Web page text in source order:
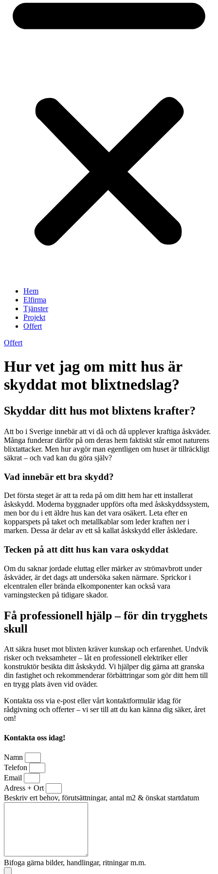
Hem
Elfirma
Tjänster
Projekt
Offert
Offert
Hur vet jag om mitt hus är
skyddat mot blixtnedslag?
Skyddar ditt hus mot blixtens krafter?
Att bo i Sverige innebär att vi då och då upplever kraftiga åskväder.
Många funderar därför på om deras hem faktiskt står emot naturens
blixtattacker. Men hur avgör man egentligen om huset är tillräckligt
säkrat – och vad kan du göra själv?
Vad innebär ett bra skydd?
Det första steget är att ta reda på om ditt hem har ett installerat
åskskydd. Moderna byggnader uppförs ofta med åskskyddssystem,
men bor du i ett äldre hus kan det vara osäkert. Leta efter en
kopparspets på taket och metallkablar som leder kraften ner i
marken. Dessa är delar av ett så kallat åskskydd eller åskledare.
Tecken på att ditt hus kan vara oskyddat
Om du saknar jordade eluttag eller märker av strömavbrott under
åskväder, är det dags att undersöka saken närmare. Sprickor i
elcentralen eller brända elkomponenter kan också vara
varningstecken på tidigare skador.
Få professionell hjälp – för din trygghets
skull
Att säkra huset mot blixten kräver kunskap och erfarenhet. Undvik
risker och tveksamheter – låt en professionell elektriker eller
konstruktör besikta ditt åskskydd. Vi hjälper dig gärna att granska
din fastighet och rekommenderar förbättringar som gör ditt hem till
en trygg plats även vid oväder.
Kontakta oss via e-post eller vårt kontaktformulär idag för
rådgivning och offerter – vi ser till att du kan känna dig säker, året
om!
Kontakta oss idag!
Namn
Telefon
Email
Adress + Ort
Beskriv ert behov, förutsättningar, antal m2 & önskat startdatum
Bifoga gärna bilder, handlingar, ritningar m.m.